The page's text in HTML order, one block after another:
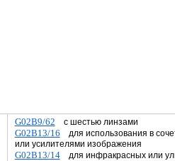
G02B9/62 с шестью линзами
G02B13/16 для использования в
или усилителями изображения
G02B13/14для инфракрасных или